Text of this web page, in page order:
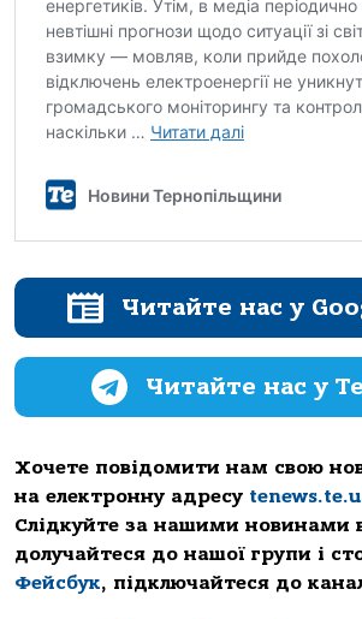
Читайте нас у
Читайте нас у
Хочете повідомити нам свою
на електронну адресу
Слідкуйте за нашими новинами
долучайтеся до нашої групи і
Фейсбук, підключайтеся до